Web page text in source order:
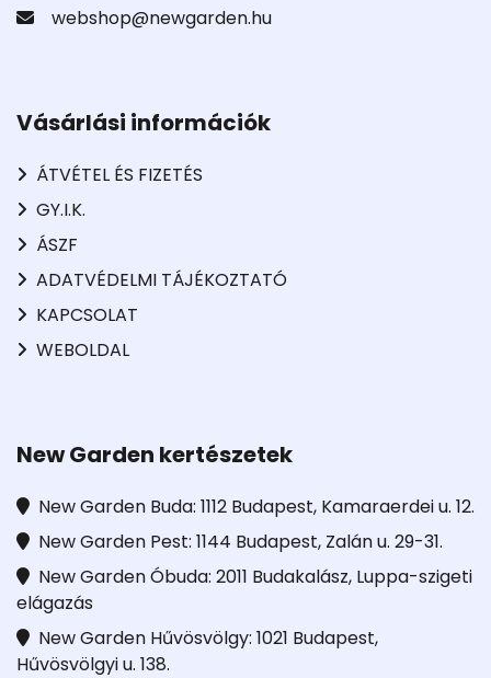
webshop@newgarden.hu
Vásárlási információk
ÁTVÉTEL ÉS FIZETÉS
GY.I.K.
ÁSZF
ADATVÉDELMI TÁJÉKOZTATÓ
KAPCSOLAT
WEBOLDAL
New Garden kertészetek
New Garden Buda: 1112 Budapest, Kamaraerdei u. 12.
New Garden Pest: 1144 Budapest, Zalán u. 29-31.
New Garden Óbuda: 2011 Budakalász, Luppa-szigeti
elágazás
New Garden Hűvösvölgy: 1021 Budapest,
Hűvösvölgyi u. 138.